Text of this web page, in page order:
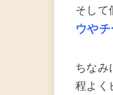
そして
ウや
ちなみ
程よく